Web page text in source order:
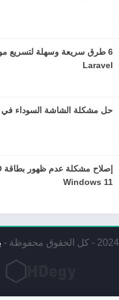
6 طرق سريعة وسهلة لتسريع
Laravel
حل مشكلة الشاشة السوداء في Skyrim
Windows 11